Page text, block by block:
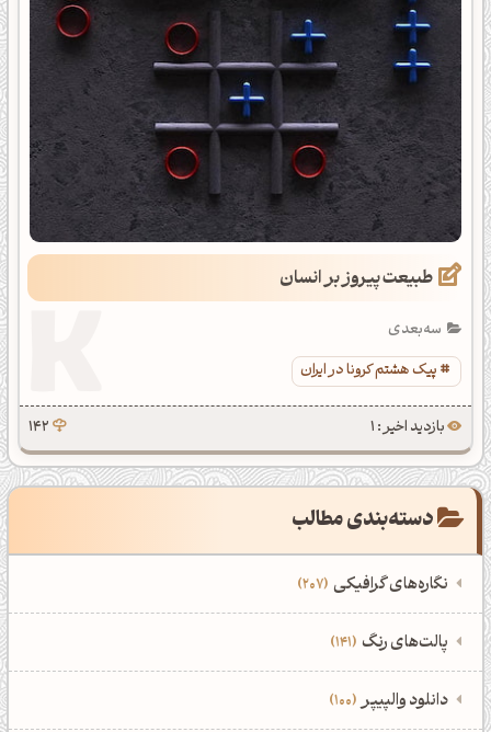
طبیعت پیروز بر انسان
سه‌بعدی
پیک هشتم کرونا در ایران
بازدید اخیر : 1 142
دسته‌بندی مطالب
نگاره‌های گرافیکی 207
‌همه دسته‌بندی‌های نگاره‌های گرافیکی
نمایش همه نگاره‌ها
‌پالت‌های رنگ 141
‌همه دسته‌بندی‌های پالت‌های رنگ
‌دانلود والپیپر 100